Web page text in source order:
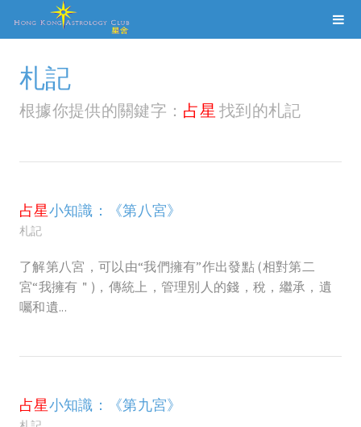
札記
根據你提供的關鍵字： 占星 找到的札記
占星小知識：《第八宮》
札記
了解第八宮，可以由“我們擁有”作出發點 (相對第二
宮“我擁有＂)，傳統上，管理別人的錢，稅，繼承，遺
囑和遺...
占星小知識：《第九宮》